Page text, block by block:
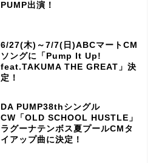
PUMP出演！
6/27(木)～7/7(日)ABCマートCM
ソングに「Pump It Up!
feat.TAKUMA THE GREAT」決
定！
DA PUMP38thシングル
CW「OLD SCHOOL HUSTLE」
ラグーナテンボス夏プールCMタ
イアップ曲に決定！